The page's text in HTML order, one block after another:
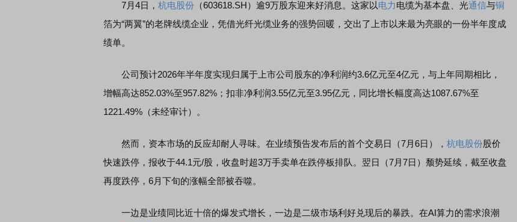
7月4日， 杭电股份 （603618.SH）逾9万股东迎来好消息。这家以电力电缆为基本盘、光通信与铜
箔为“两翼”的老牌线缆企业，凭借光纤光缆业务的强势回暖，交出了上市以来最为亮眼的一份半年度成
绩单。
公司预计2026年半年度实现归属于上市公司股东的净利润约3.6亿元至4亿元，与上年同期相比，
增幅高达852.03%至957.82%；扣非净利润3.55亿元至3.95亿元，同比增长幅度高达1087.67%至
1221.49%（未经审计）。
然而，资本市场的反应却耐人寻味。在业绩预告发布后的首个交易日（7月6日）， 杭电股份股价
快速跌停，报收于44.1元/股，收盘时超3万手卖单在跌停板排队。翌日（7月7日）颓势延续，截至收盘
再度跌停，6月下旬的涨幅全部被吞噬。
一边是业绩同比近十倍的爆发式增长，一边是二级市场利好兑现后的暴跌。在AI算力的需求浪潮